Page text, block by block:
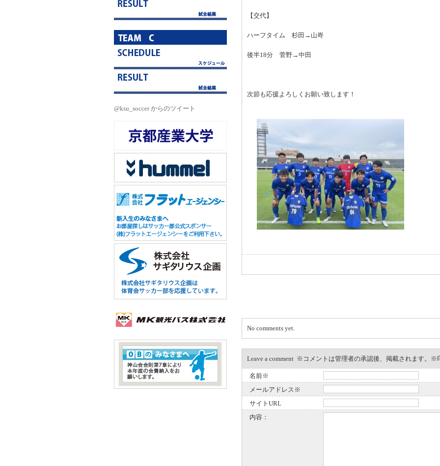
@ksu_soccer からのツイート
【交代】
ハーフタイム 杉田→山嵜
後半18分 菅野→中田
次節も応援よろしくお願い致します！
No comments yet.
Leave a comment ※コメントは管理者の承認後、掲載されます。※
名前※
メールアドレス※
サイトURL
内容：